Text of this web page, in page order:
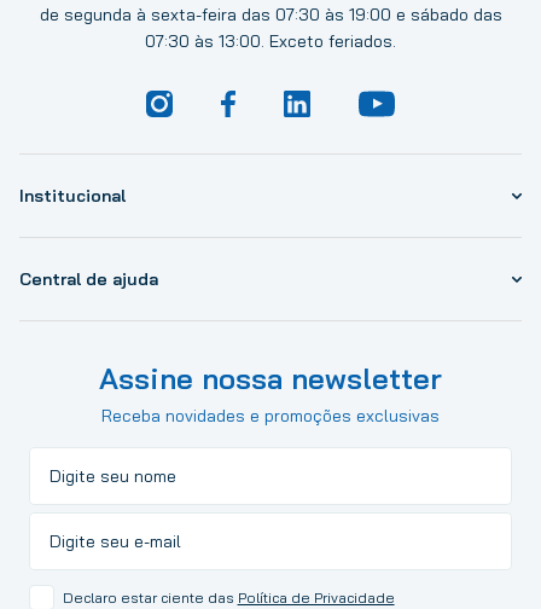
de segunda à sexta-feira das 07:30 às 19:00 e sábado das
07:30 às 13:00. Exceto feriados.
Institucional
Central de ajuda
Assine nossa newsletter
Receba novidades e promoções exclusivas
Declaro estar ciente das Política de Privacidade